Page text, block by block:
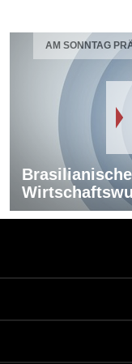
AM SONNTAG